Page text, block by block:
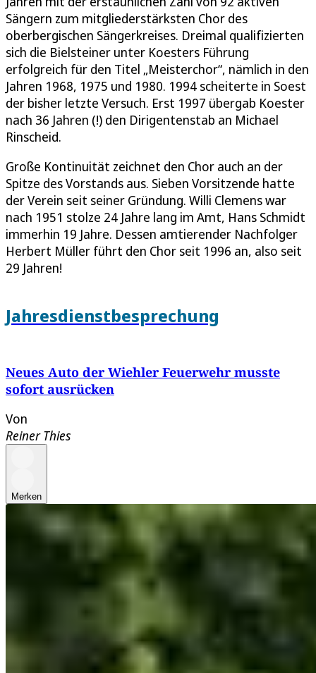
Sängern zum mitgliederstärksten Chor des
oberbergischen Sängerkreises. Dreimal qualifizierten
sich die Bielsteiner unter Koesters Führung
erfolgreich für den Titel „Meisterchor“, nämlich in den
Jahren 1968, 1975 und 1980. 1994 scheiterte in Soest
der bisher letzte Versuch. Erst 1997 übergab Koester
nach 36 Jahren (!) den Dirigentenstab an Michael
Rinscheid.
Große Kontinuität zeichnet den Chor auch an der
Spitze des Vorstands aus. Sieben Vorsitzende hatte
der Verein seit seiner Gründung. Willi Clemens war
nach 1951 stolze 24 Jahre lang im Amt, Hans Schmidt
immerhin 19 Jahre. Dessen amtierender Nachfolger
Herbert Müller führt den Chor seit 1996 an, also seit
29 Jahren!
Jahresdienstbesprechung
Neues Auto der Wiehler Feuerwehr musste
sofort ausrücken
Von
Reiner Thies
Merken